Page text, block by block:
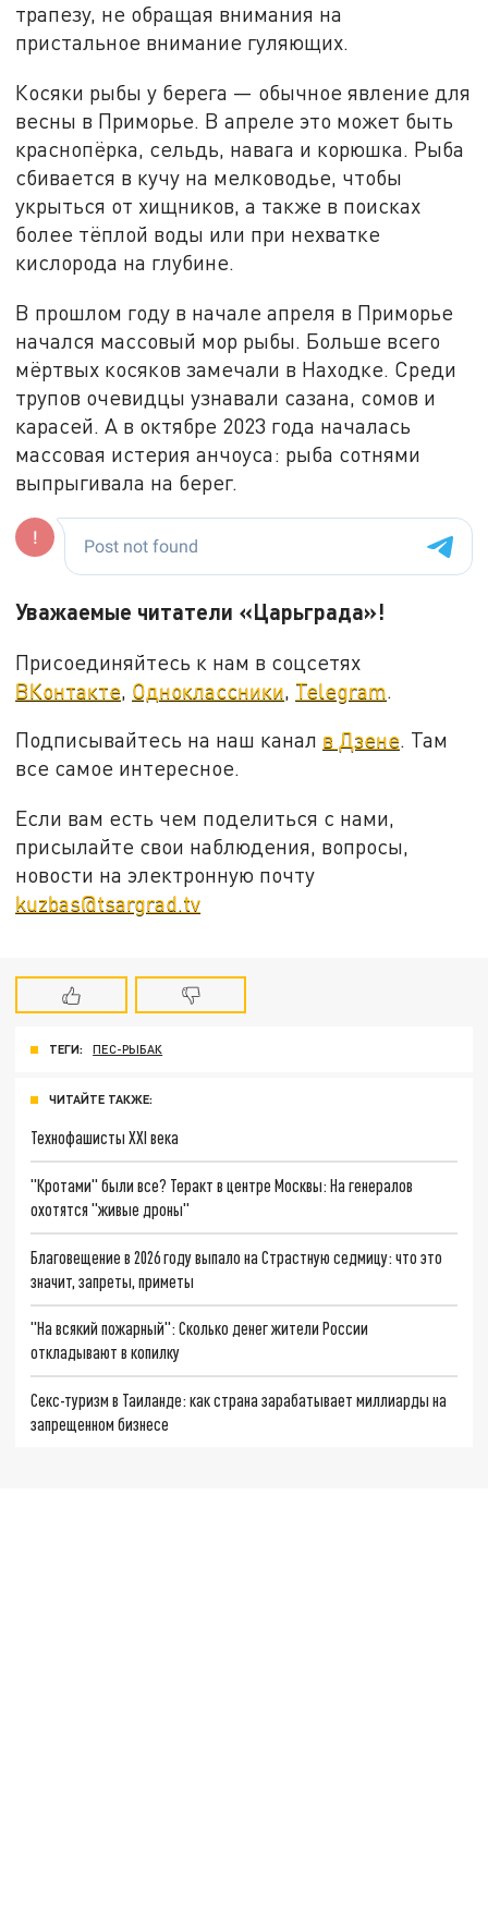
трапезу, не обращая внимания на
пристальное внимание гуляющих.
Косяки рыбы у берега — обычное явление для
весны в Приморье. В апреле это может быть
краснопёрка, сельдь, навага и корюшка. Рыба
сбивается в кучу на мелководье, чтобы
укрыться от хищников, а также в поисках
более тёплой воды или при нехватке
кислорода на глубине.
В прошлом году в начале апреля в Приморье
начался массовый мор рыбы. Больше всего
мёртвых косяков замечали в Находке. Среди
трупов очевидцы узнавали сазана, сомов и
карасей. А в октябре 2023 года началась
массовая истерия анчоуса: рыба сотнями
выпрыгивала на берег.
Уважаемые читатели «Царьграда»!
Присоединяйтесь к нам в соцсетях
ВКонтакте Одноклассники Telegram
Подписывайтесь на наш канал в Дзене. Там
все самое интересное.
Если вам есть чем поделиться с нами,
присылайте свои наблюдения, вопросы,
новости на электронную почту
kuzbas@tsargrad.tv
ТЕГИ: ПЕС-РЫБАК
ЧИТАЙТЕ ТАКЖЕ:
Технофашисты XXI века
"Кротами" были все? Теракт в центре Москвы: На генералов
охотятся "живые дроны"
Благовещение в 2026 году выпало на Страстную седмицу: что это
значит, запреты, приметы
"На всякий пожарный": Сколько денег жители России
откладывают в копилку
Секс-туризм в Таиланде: как страна зарабатывает миллиарды на
запрещенном бизнесе